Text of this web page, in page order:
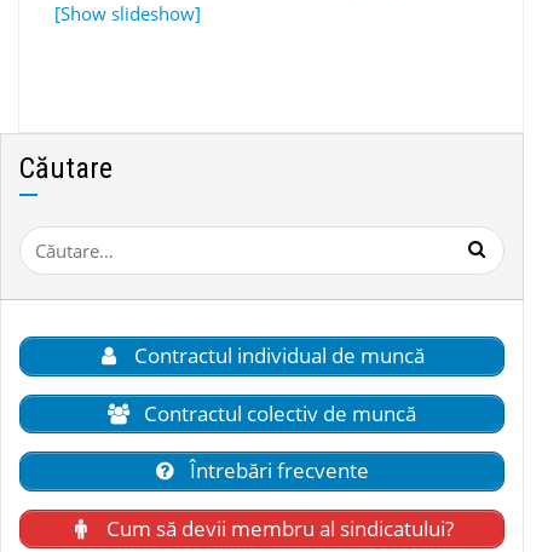
[Show slideshow]
Căutare
Caută
după:
Contractul individual de muncă
Contractul colectiv de muncă
Întrebări frecvente
Cum să devii membru al sindicatului?